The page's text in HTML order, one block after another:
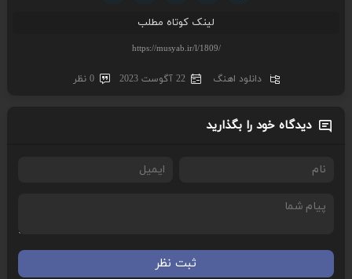
لینک کوتاه مطلب
دانلود اهنگ 22 آگوست 2023 0 نظر
دیدگاه خود را بگذارید
ثبت نظر